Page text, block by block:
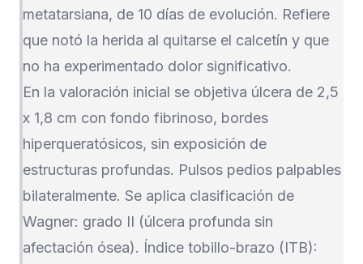
metatarsiana, de 10 días de evolución. Refiere
que notó la herida al quitarse el calcetín y que
no ha experimentado dolor significativo.
En la valoración inicial se objetiva úlcera de 2,5
x 1,8 cm con fondo fibrinoso, bordes
hiperqueratósicos, sin exposición de
estructuras profundas. Pulsos pedios palpables
bilateralmente. Se aplica clasificación de
Wagner: grado II (úlcera profunda sin
afectación ósea). Índice tobillo-brazo (ITB):